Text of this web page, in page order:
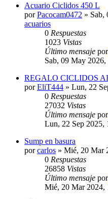
Acuario Ciclidos 450 L
porPacocam0472 » Sab,
acuarios
0 Respuestas
1023 Vistas
Último mensaje por
Sab, 09 May 2026,
REGALO CICLIDOS
porEliT444 » Lun, 22
0 Respuestas
27032 Vistas
Último mensaje por
Lun, 22 Sep 2025,
Sump en basura
porcarlos » Mié, 20 Mar
0 Respuestas
26858 Vistas
Último mensaje por
Mié, 20 Mar 2024,